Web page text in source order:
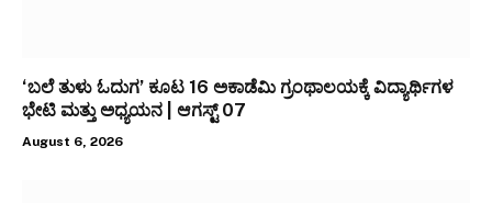
‘ಬಲೆ ತುಳು ಓದುಗ’ ಕೂಟ 16 ಅಕಾಡೆಮಿ ಗ್ರಂಥಾಲಯಕ್ಕೆ ವಿದ್ಯಾರ್ಥಿಗಳ
ಭೇಟಿ ಮತ್ತು ಅಧ್ಯಯನ | ಆಗಸ್ಟ್ 07
August 6, 2026